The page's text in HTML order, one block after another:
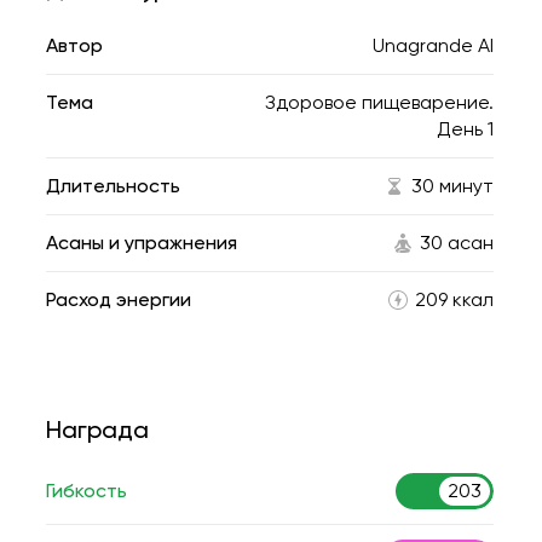
Автор Unagrande AI
Тема
Здоровое пищеварение.
День 1
Длительность 30 минут
Асаны и упражнения 30 асан
Расход энергии 209 ккал
Награда
Гибкость 203